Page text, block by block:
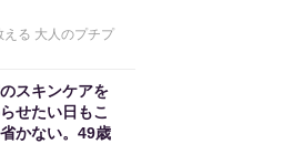
える 大人のプチプ
スキンケアを
せたい日もこ
かない。49歳